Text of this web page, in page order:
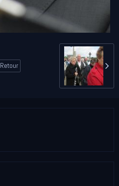
Retour